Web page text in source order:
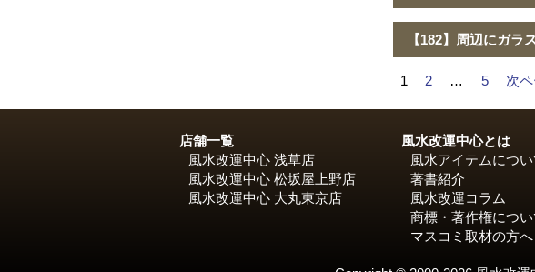
【182】周辺にガラ
稿
1 2 … 5 次
店舗一覧
風水改運中心 浅草店
風水改運中心 松坂屋上野店
風水改運中心 大丸東京店
風水改運中心とは
風水アイテムについ
著書紹介
風水改運コラム
商標・著作権につい
マスコミ取材の方へ